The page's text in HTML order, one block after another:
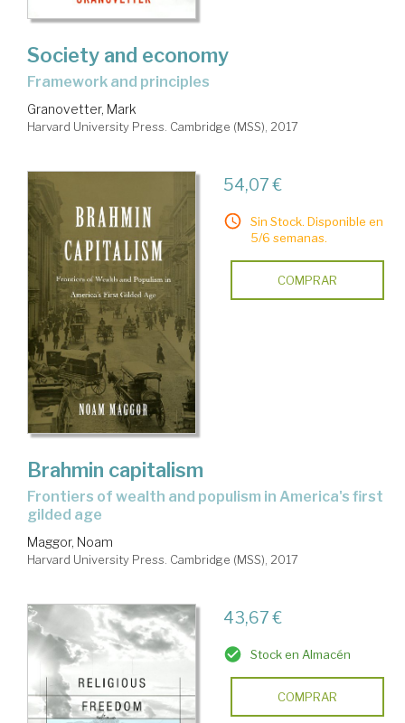
Society and economy
framework and principles
Granovetter, Mark
Harvard University Press. Cambridge (MSS), 2017
54,07 €
Sin Stock. Disponible en
5/6 semanas.
COMPRAR
Brahmin capitalism
frontiers of wealth and populism in America's first
gilded age
Maggor, Noam
Harvard University Press. Cambridge (MSS), 2017
43,67 €
Stock en Almacén
COMPRAR